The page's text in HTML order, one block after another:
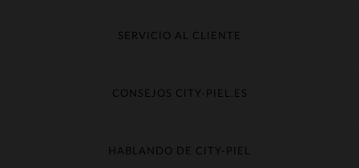
SERVICIO AL CLIENTE
Cambio & Reembolso
Contacte con el servicio de atención al cliente
CONSEJOS CITY-PIEL.ES
Guía de materiales
HABLANDO DE CITY-PIEL